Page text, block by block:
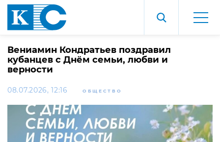
Вениамин Кондратьев поздравил
кубанцев с Днём семьи, любви и
верности
08.07.2026, 12:16 ОБЩЕСТВО